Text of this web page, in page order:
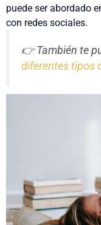
puede ser abordado
con redes sociales.
👉 También te
diferentes tipos